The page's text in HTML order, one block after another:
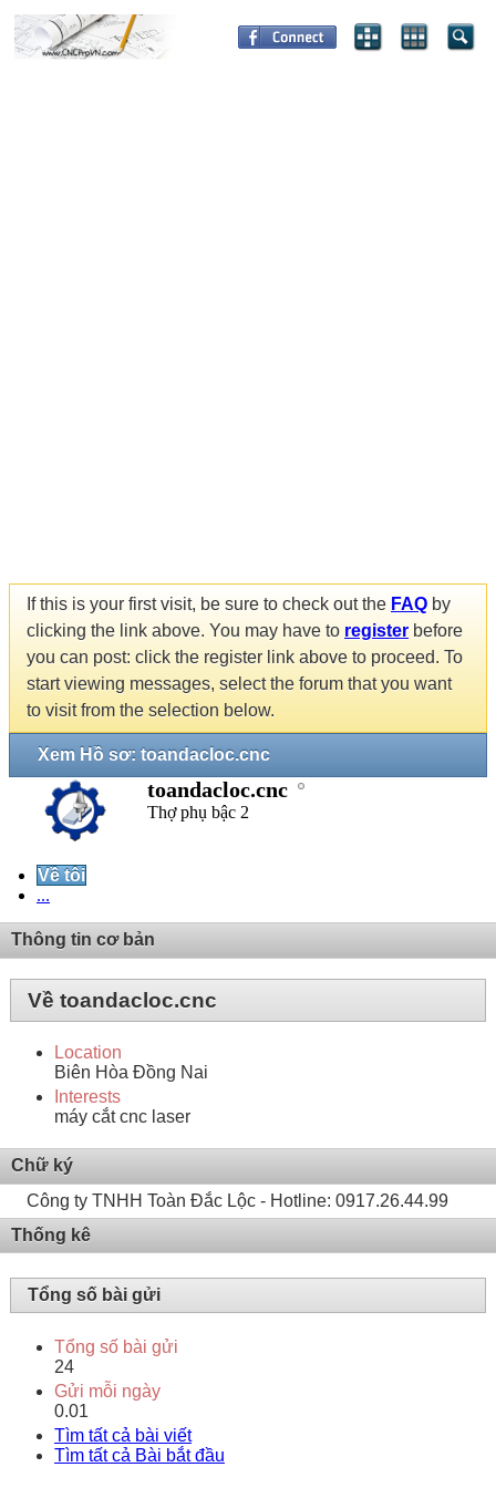
If this is your first visit, be sure to check out the FAQ by
clicking the link above. You may have to register before
you can post: click the register link above to proceed. To
start viewing messages, select the forum that you want
to visit from the selection below.
Xem Hồ sơ: toandacloc.cnc
toandacloc.cnc
Thợ phụ bậc 2
Về tôi
...
Thông tin cơ bản
Về toandacloc.cnc
Location
Biên Hòa Đồng Nai
Interests
máy cắt cnc laser
Chữ ký
Công ty TNHH Toàn Đắc Lộc - Hotline: 0917.26.44.99
Thống kê
Tổng số bài gửi
Tổng số bài gửi
24
Gửi mỗi ngày
0.01
Tìm tất cả bài viết
Tìm tất cả Bài bắt đầu